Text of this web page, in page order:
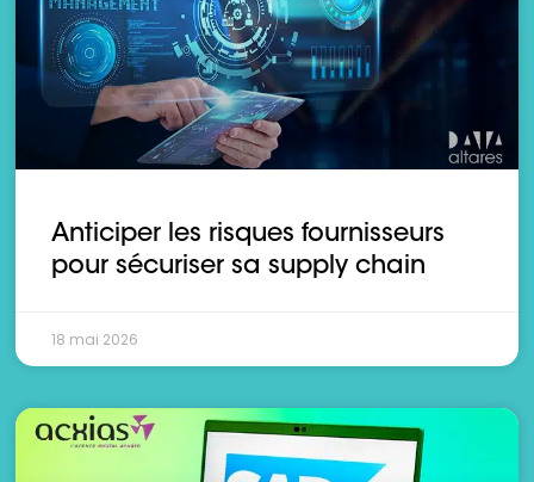
Anticiper les risques fournisseurs
pour sécuriser sa supply chain
18 mai 2026